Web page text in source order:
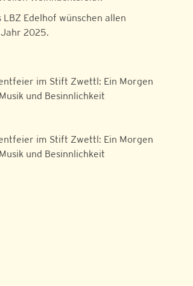
Edelhof wünschen allen
2025.